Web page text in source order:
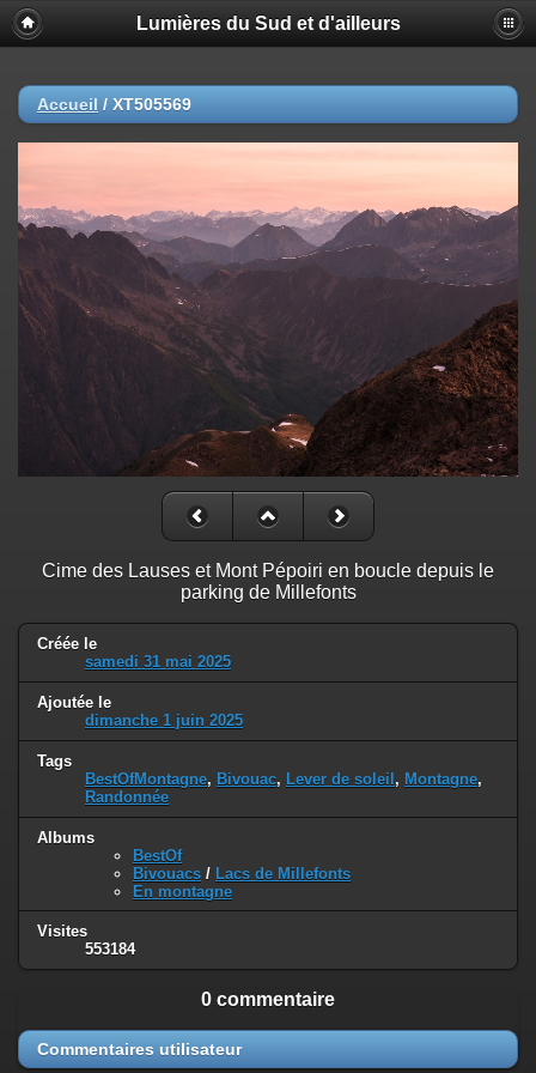
Lumières du Sud et d'ailleurs
Accueil / XT505569
Cime des Lauses et Mont Pépoiri en boucle depuis le
parking de Millefonts
Créée le
samedi 31 mai 2025
Ajoutée le
dimanche 1 juin 2025
Tags
BestOfMontagne, Bivouac, Lever de soleil, Montagne,
Randonnée
Albums
BestOf
Bivouacs / Lacs de Millefonts
En montagne
Visites
553184
0 commentaire
Commentaires utilisateur